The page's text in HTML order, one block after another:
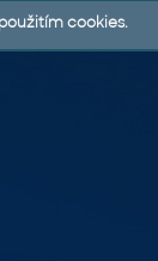
cookies.